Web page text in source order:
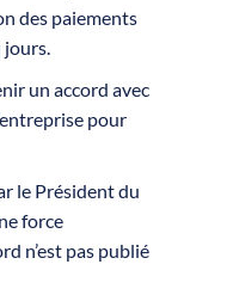
des paiements
jours.
un accord avec
pour
le Président du
force
n’est pas publié